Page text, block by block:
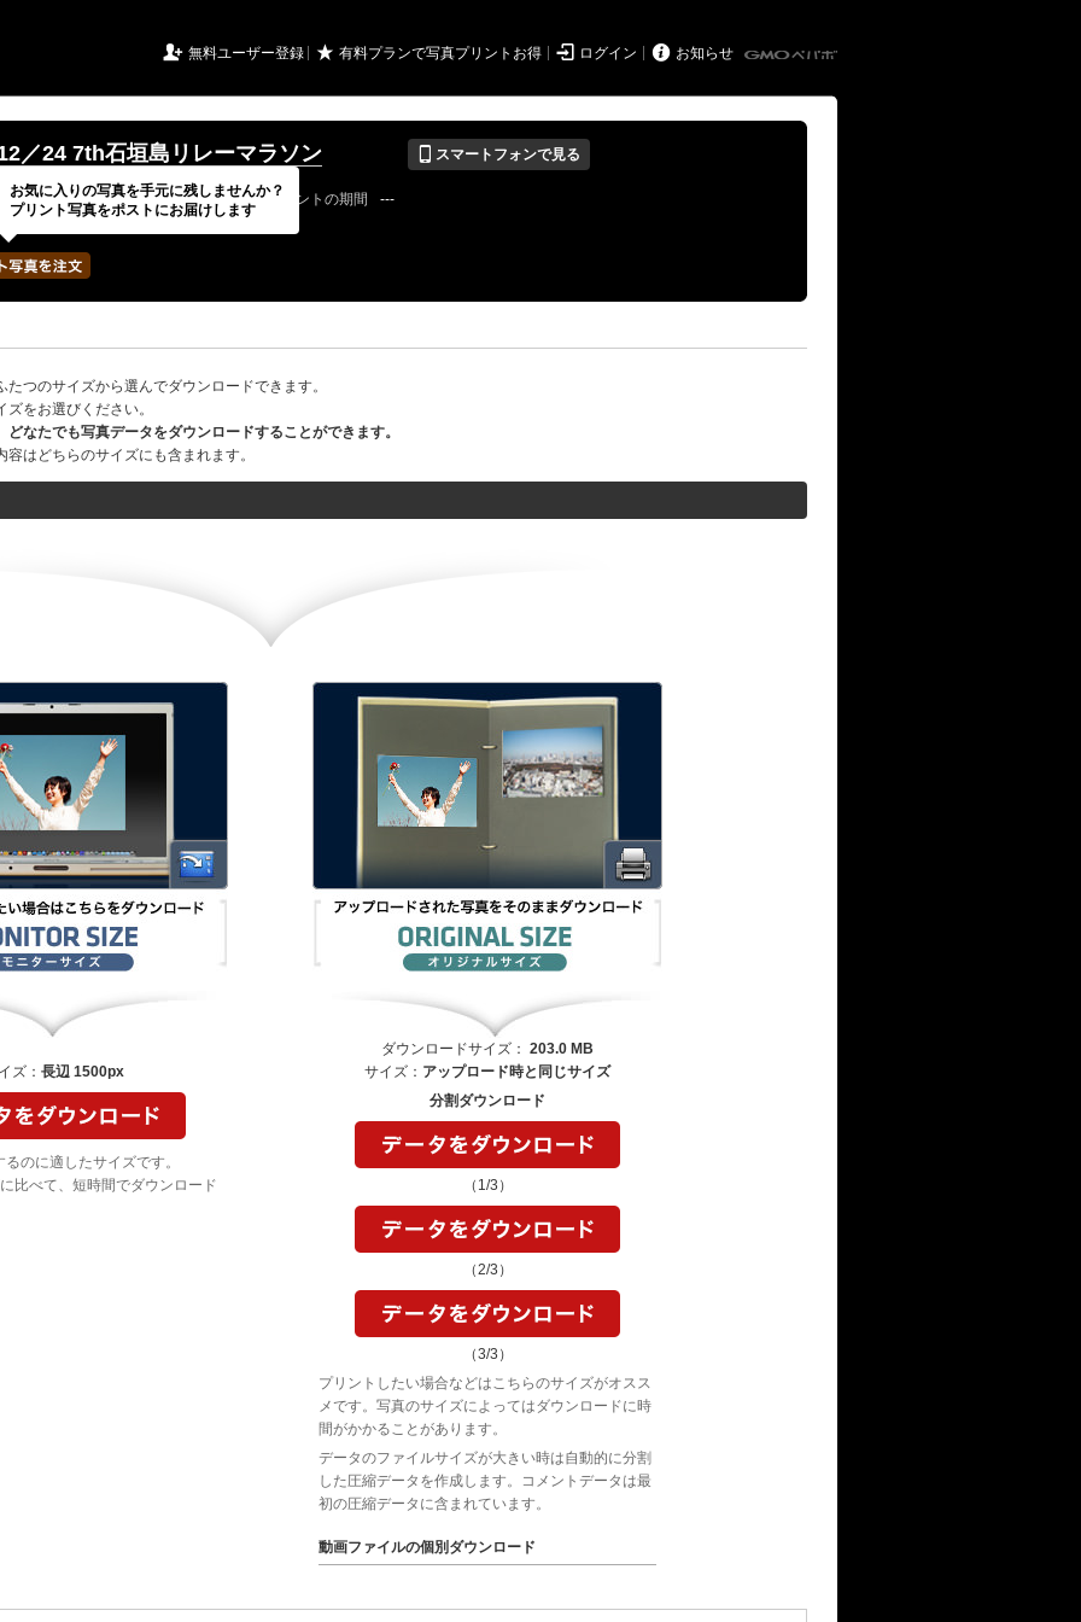
 無料ユーザー登録 ★ 有料プランで写真プリントお得  ログイン  お知らせ
／24 7th石垣島リレーマラソン 📱 スマートフォンで見る
/ 12 / 31 公開終了日 無期限 イベントの期間
---
さん
写真の枚数 146 / 2000枚
つのサイズから選んでダウンロードできます。
をお選びください。
なたでも写真データをダウンロードすることができます。
はどちらのサイズにも含まれます。
ズ： 長辺 1500px
のに適したサイズです。
比べて、短時間でダウンロード
ダウンロードサイズ： 203.0 MB
サイズ： アップロード時と同じサイズ
分割ダウンロード
（1/3）
（2/3）
（3/3）
プリントしたい場合などはこちらのサイズがオスス
メです。写真のサイズによってはダウンロードに時
間がかかることがあります。
データのファイルサイズが大きい時は自動的に分割
した圧縮データを作成します。コメントデータは最
初の圧縮データに含まれています。
動画ファイルの個別ダウンロード
お気に入りの写真を手元に残しませんか？
プリント写真をポストにお届けします